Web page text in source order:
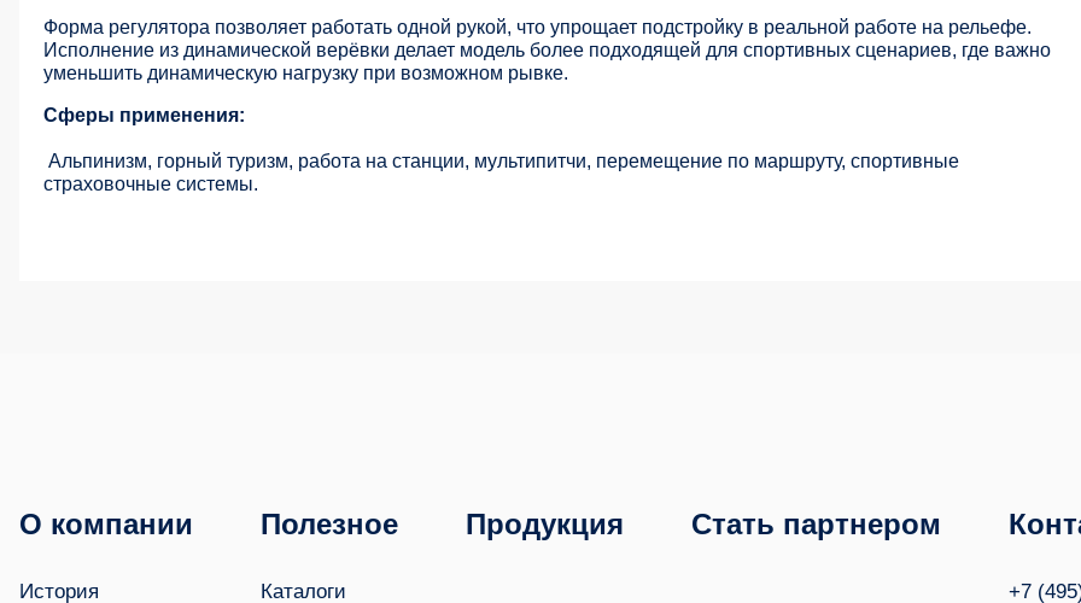
Форма регулятора позволяет работать одной рукой, что упрощает подстройку в реальной работе на рельефе.
Исполнение из динамической верёвки делает модель более подходящей для спортивных сценариев, где важно
уменьшить динамическую нагрузку при возможном рывке.
Сферы применения:
Альпинизм, горный туризм, работа на станции, мультипитчи, перемещение по маршруту, спортивные
страховочные системы.
О компании
История
Полезное
Каталоги
Продукция Стать партнером
+7